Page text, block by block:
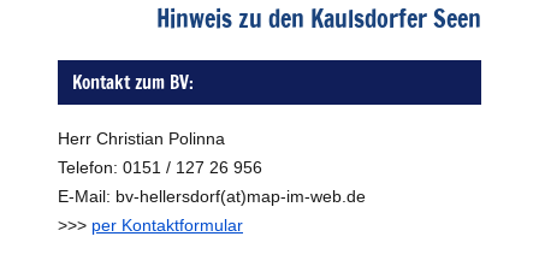
Hinweis zu den Kaulsdorfer Seen
Kontakt zum BV:
Herr Christian Polinna
Telefon: 0151 / 127 26 956
E-Mail: bv-hellersdorf(at)map-im-web.de
>>> per Kontaktformular